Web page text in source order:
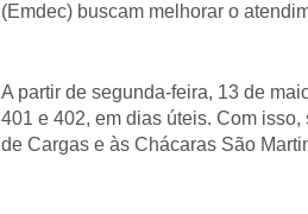
(Emdec) buscam melhorar o
A partir de segunda-feira, 13 de
401 e 402, em dias úteis. Com
de Cargas e às Chácaras São